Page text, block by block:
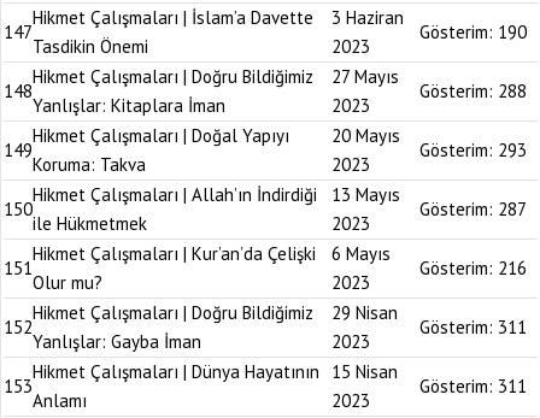
147
Hikmet Çalışmaları | İslam’a Davette
Tasdikin Önemi
3 Haziran
2023
Gösterim: 190
148
Hikmet Çalışmaları | Doğru Bildiğimiz
Yanlışlar: Kitaplara İman
27 Mayıs
2023
Gösterim: 288
149
Hikmet Çalışmaları | Doğal Yapıyı
Koruma: Takva
20 Mayıs
2023
Gösterim: 293
150
Hikmet Çalışmaları | Allah’ın İndirdiği
ile Hükmetmek
13 Mayıs
2023
Gösterim: 287
151
Hikmet Çalışmaları | Kur’an’da Çelişki
Olur mu?
6 Mayıs
2023
Gösterim: 216
152
Hikmet Çalışmaları | Doğru Bildiğimiz
Yanlışlar: Gayba İman
29 Nisan
2023
Gösterim: 311
153
Hikmet Çalışmaları | Dünya Hayatının
Anlamı
15 Nisan
2023
Gösterim: 311